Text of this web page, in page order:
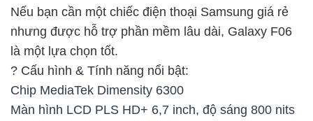
Nếu bạn cần một chiếc điện thoại Samsung giá rẻ
nhưng được hỗ trợ phần mềm lâu dài, Galaxy F06
là một lựa chọn tốt.
? Cấu hình & Tính năng nổi bật:
Chip MediaTek Dimensity 6300
Màn hình LCD PLS HD+ 6,7 inch, độ sáng 800 nits